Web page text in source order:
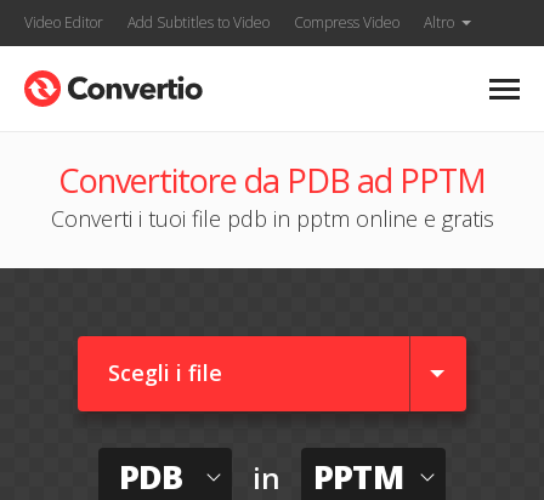
Video Editor Add Subtitles to Video Compress Video Altro
Convertitore da PDB ad PPTM
Converti i tuoi file pdb in pptm online e gratis
Scegli i file
PDB in PPTM